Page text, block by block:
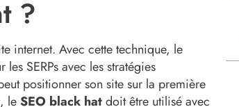
?
internet. Avec cette technique, le
SERPs avec les stratégies
positionner son site sur la première
leSEO black hatdoit être utilisé avec